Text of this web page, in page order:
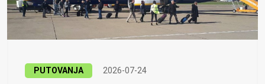
PUTOVANJA 2026-07-24